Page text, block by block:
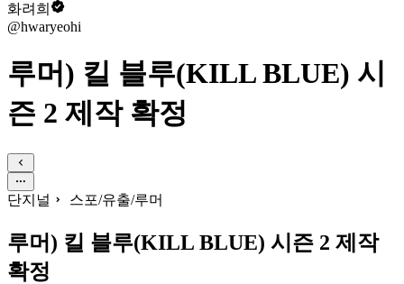
화려희
@hwaryeohi
루머) ​킬 블루(KILL BLUE) 시
즌 2 제작 확정
단지널 스포/유출/루머
루머) ​킬 블루(KILL BLUE) 시즌 2 제작
확정